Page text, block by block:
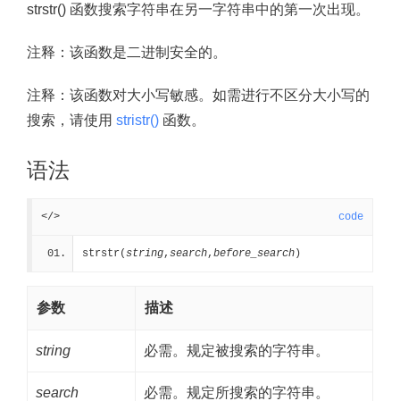
strstr() 函数搜索字符串在另一字符串中的第一次出现。
注释： 该函数是二进制安全的。
注释： 该函数对大小写敏感。如需进行不区分大小写的
搜索，请使用 stristr() 函数。
语法
</> code
strstr(string, search, before_search )
参数 描述
string 必需。规定被搜索的字符串。
search
必需。规定所搜索的字符串。